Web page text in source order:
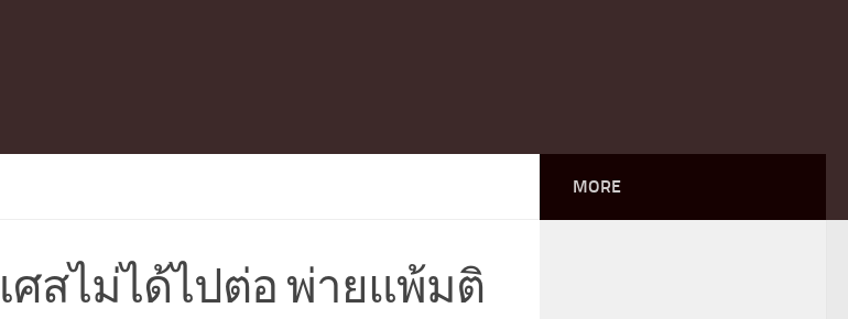
ศสไม่ได้ไปต่อ พ่ายแพ้มติ
MORE